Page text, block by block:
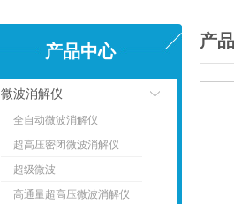
产品中心
微波消解仪
全自动微波消解仪
超高压密闭微波消解仪
超级微波
高通量超高压微波消解仪
产